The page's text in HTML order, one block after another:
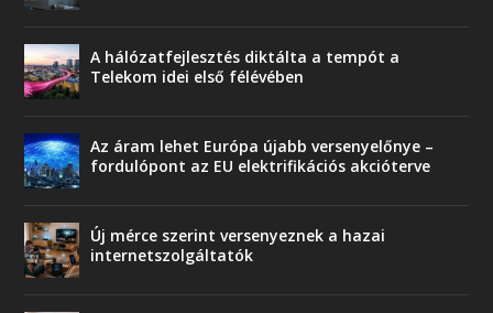
A hálózatfejlesztés diktálta a tempót a
Telekom idei első félévében
Az áram lehet Európa újabb versenyelőnye –
fordulópont az EU elektrifikációs akcióterve
Új mérce szerint versenyeznek a hazai
internetszolgáltatók